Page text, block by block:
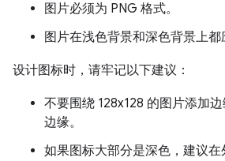
图片必须为 PNG 格式。
图片在浅色背景和深色背景上都
设计图标时，请牢记以下建议：
不要围绕 128x128 的图片添加
边缘。
如果图标大部分是深色，建议